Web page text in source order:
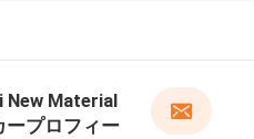
New Material
ープロフィー